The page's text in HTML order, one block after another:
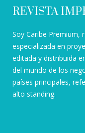
REVISTA
Soy Caribe Premium,
especializada en
editada y distribuida
del mundo de los
países principales,
alto standing.